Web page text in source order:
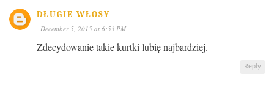
DŁUGIE WŁOSY
December 5, 2015 at 6:53 PM
Zdecydowanie takie kurtki lubię najbardziej.
Reply